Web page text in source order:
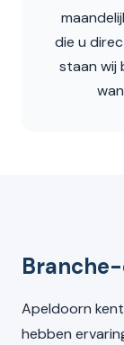
die u
staan wij
Apeldoorn
hebben